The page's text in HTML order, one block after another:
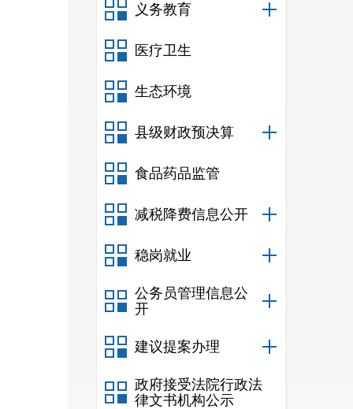
义务教育
医疗卫生
生态环境
县级财政预决算
食品药品监管
减税降费信息公开
稳岗就业
公务员管理信息公
开
建议提案办理
政府接受法院行政法
律文书机构公示